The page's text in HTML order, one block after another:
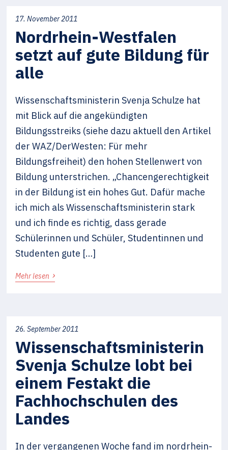
17. November 2011
Nordrhein-​Westfalen
setzt auf gute Bildung für
alle
Wissenschaftsministerin Svenja Schulze hat
mit Blick auf die ange­kündigten
Bildungsstreiks (siehe dazu aktuell den Artikel
der WAZ/DerWesten: Für mehr
Bildungsfreiheit) den hohen Stellenwert von
Bildung unter­strichen. „Chancengerechtigkeit
in der Bildung ist ein hohes Gut. Dafür mache
ich mich als Wissenschaftsministerin stark
und ich finde es richtig, dass gerade
Schülerinnen und Schüler, Studentinnen und
Studenten gute […]
Mehr lesen ›
26. September 2011
Wissenschaftsministerin
Svenja Schulze lobt bei
einem Festakt die
Fachhochschulen des
Landes
In der vergangenen Woche fand im nordrhein-